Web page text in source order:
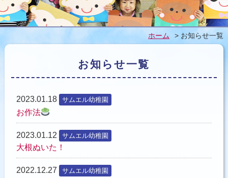
教育目標
年間行事
お問い合わせ
ホーム > お知らせ一覧
お知らせ一覧
2023.01.18 サムエル幼稚園
お作法
2023.01.12 サムエル幼稚園
大根ぬいた！
2022.12.27 サムエル幼稚園